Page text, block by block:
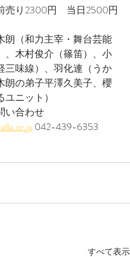
売り2300円　当日2500円
朗（和力主宰・舞台芸能
、木村俊介（篠笛）、小
三味線）、羽化連（うか
朗の弟子平澤久美子、櫻
ニット）
い合わせ
042-439-6353
すべて表示